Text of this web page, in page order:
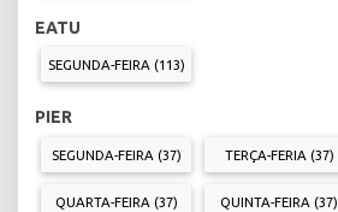
EATU
SEGUNDA-FEIRA (113)
PIER
SEGUNDA-FEIRA (37) TERÇA-FERIA (37)
QUARTA-FEIRA (37) QUINTA-FEIRA (37)